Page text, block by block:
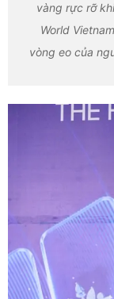
vàng rực rỡ
World
vòng eo của